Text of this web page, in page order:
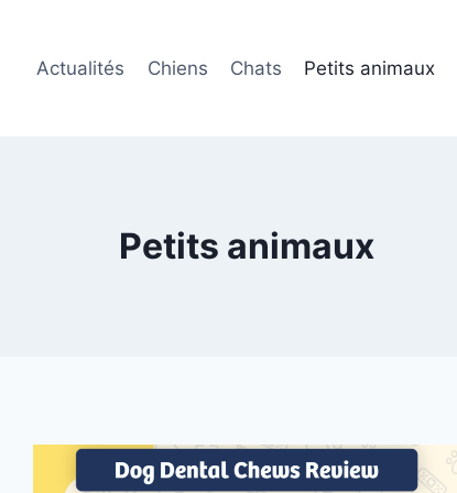
Actualités Chiens Chats Petits animaux
Petits animaux